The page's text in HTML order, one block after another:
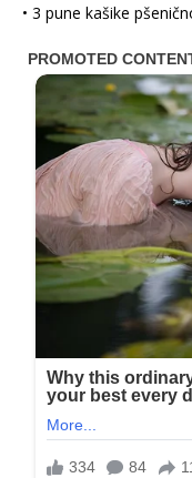
• 3 pune kašike